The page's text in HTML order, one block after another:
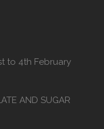
to 4th February
AND SUGAR